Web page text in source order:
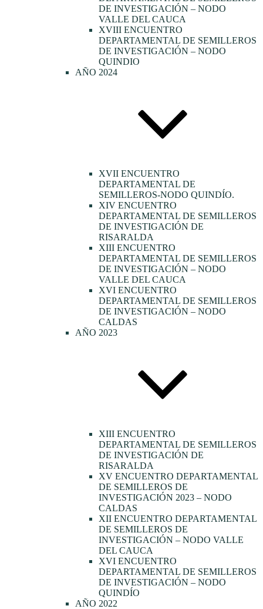
DE INVESTIGACIÓN – NODO
VALLE DEL CAUCA
XVIII ENCUENTRO
DEPARTAMENTAL DE SEMILLEROS
DE INVESTIGACIÓN – NODO
QUINDIO
AÑO 2024
XVII ENCUENTRO
DEPARTAMENTAL DE
SEMILLEROS-NODO QUINDÍO.
XIV ENCUENTRO
DEPARTAMENTAL DE SEMILLEROS
DE INVESTIGACIÓN DE
RISARALDA
XIII ENCUENTRO
DEPARTAMENTAL DE SEMILLEROS
DE INVESTIGACIÓN – NODO
VALLE DEL CAUCA
XVI ENCUENTRO
DEPARTAMENTAL DE SEMILLEROS
DE INVESTIGACIÓN – NODO
CALDAS
AÑO 2023
XIII ENCUENTRO
DEPARTAMENTAL DE SEMILLEROS
DE INVESTIGACIÓN DE
RISARALDA
XV ENCUENTRO DEPARTAMENTAL
DE SEMILLEROS DE
INVESTIGACIÓN 2023 – NODO
CALDAS
XII ENCUENTRO DEPARTAMENTAL
DE SEMILLEROS DE
INVESTIGACIÓN – NODO VALLE
DEL CAUCA
XVI ENCUENTRO
DEPARTAMENTAL DE SEMILLEROS
DE INVESTIGACIÓN – NODO
QUINDÍO
AÑO 2022